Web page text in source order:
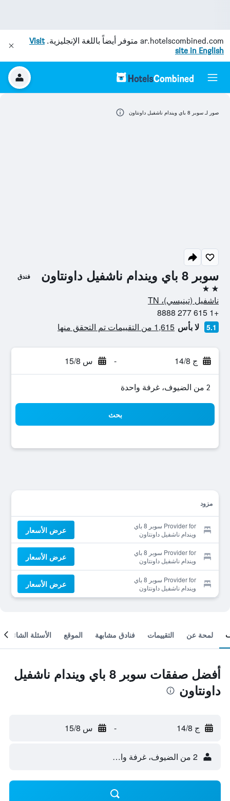
ar.hotelscombined.com متوفر أيضاً باللغة الإنجليزية.Visit
site in English
سوبر 8 باي ويندام ناشفيل داونتاون فندق
2 نجمتين
ناشفيل (تينيسي)، TN
+1 615 277 8888
5.1 لا بأس 1,615 من التقييمات تم التحقق منها
ج 14/8 - س 15/8
2 من الضيوف، غرفة واحدة
بحث
مزود
Provider for سوبر 8 باي
ويندام ناشفيل داونتاون
عرض الأسعار
Provider for سوبر 8 باي
ويندام ناشفيل داونتاون
عرض الأسعار
Provider for سوبر 8 باي
ويندام ناشفيل داونتاون
عرض الأسعار
صور لـ سوبر 8 باي ويندام ناشفيل داونتاون
لمحة عن التقييمات فنادق مشابهة الموقع الأسئلة الشائعة
أفضل صفقات سوبر 8 باي ويندام ناشفيل
داونتاون
ج 14/8 - س 15/8
2 من الضيوف، غرفة واحدة